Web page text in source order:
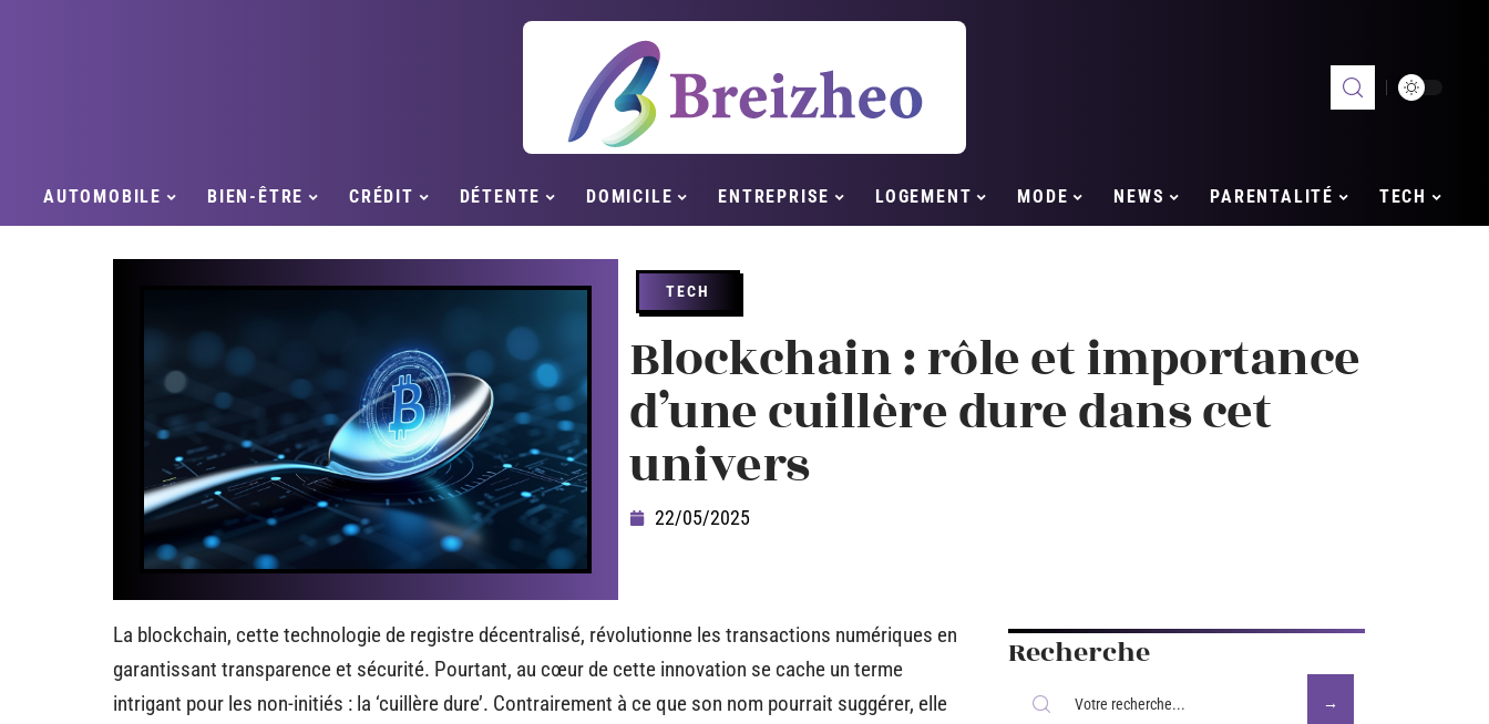
AUTOMOBILE BIEN-ÊTRE CRÉDIT DÉTENTE DOMICILE ENTREPRISE LOGEMENT MODE NEWS PARENTALITÉ TECH
TECH
Blockchain : rôle et importance
d’une cuillère dure dans cet
univers
22/05/2025
La blockchain, cette technologie de registre décentralisé, révolutionne les transactions numériques en
garantissant transparence et sécurité. Pourtant, au cœur de cette innovation se cache un terme
intrigant pour les non-initiés : la ‘cuillère dure’. Contrairement à ce que son nom pourrait suggérer, elle
Recherche